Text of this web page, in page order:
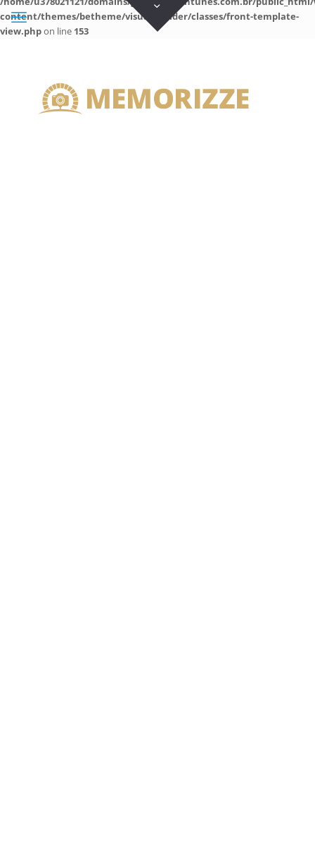
content/themes/betheme/visual-builder/classes/front-template-
view.phpon line 153